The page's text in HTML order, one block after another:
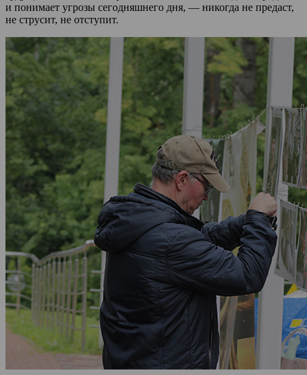
и понимает угрозы сегодняшнего дня, — никогда не предаст,
не струсит, не отступит.